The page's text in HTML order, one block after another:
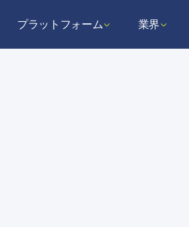
プラットフォーム 業界